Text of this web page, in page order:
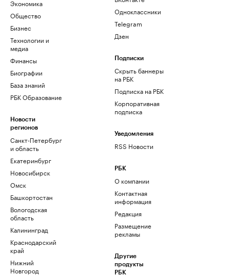
Экономика
Общество
Бизнес
Технологии и
медиа
Финансы
Биографии
База знаний
РБК Образование
Новости
регионов
Санкт-Петербург
и область
Екатеринбург
Новосибирск
Омск
Башкортостан
Вологодская
область
Калининград
Краснодарский
край
Нижний
Новгород
Одноклассники
Telegram
Дзен
Подписки
Скрыть баннеры
на РБК
Подписка на РБК
Корпоративная
подписка
Уведомления
RSS Новости
РБК
О компании
Контактная
информация
Редакция
Размещение
рекламы
Другие
продукты
РБК